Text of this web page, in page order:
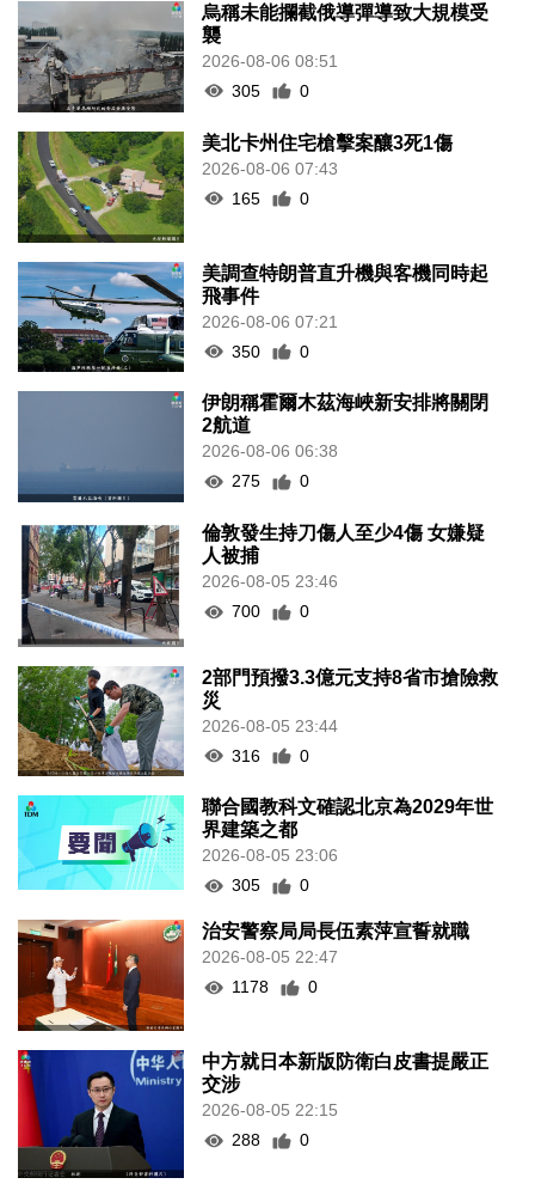
烏稱未能攔截俄導彈導致大規模受
襲
2026-08-06 08:51
305
0
美北卡州住宅槍擊案釀3死1傷
2026-08-06 07:43
165
0
美調查特朗普直升機與客機同時起
飛事件
2026-08-06 07:21
350
0
伊朗稱霍爾木茲海峽新安排將關閉
2航道
2026-08-06 06:38
275
0
倫敦發生持刀傷人至少4傷 女嫌疑
人被捕
2026-08-05 23:46
700
0
2部門預撥3.3億元支持8省市搶險救
災
2026-08-05 23:44
316
0
聯合國教科文確認北京為2029年世
界建築之都
2026-08-05 23:06
305
0
治安警察局局長伍素萍宣誓就職
2026-08-05 22:47
1178
0
中方就日本新版防衛白皮書提嚴正
交涉
2026-08-05 22:15
288
0